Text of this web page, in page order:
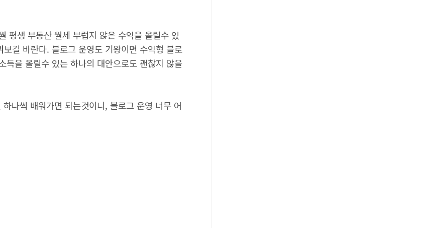
평생 부동산 월세 부럽지 않은 수익을 올릴수 있
길 바란다. 블로그 운영도 기왕이면 수익형 블로
득을 올릴수 있는 하나의 대안으로도 괜찮지 않을
나씩 배워가면 되는것이니, 블로그 운영 너무 어